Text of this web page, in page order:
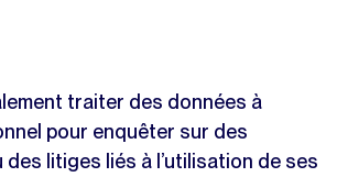
traiter des données à
pour enquêter sur des
litiges liés à l’utilisation de ses